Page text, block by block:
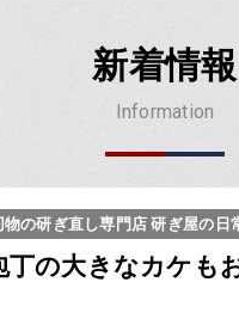
新着情報
Information
丁の大きなカケも
物の研ぎ直し専門店 研ぎ屋の日